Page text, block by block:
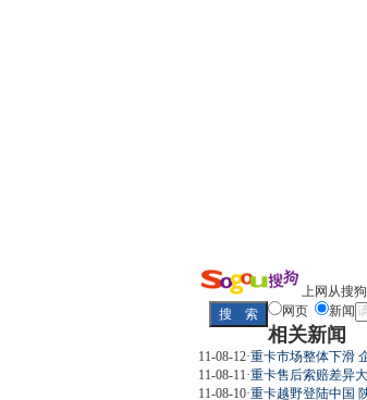
上网从搜
网页
新闻
相关新闻
11-08-12·重卡市场整体下滑
11-08-11 ·重卡售后索赔差异
11-08-10·重卡越野登陆中国